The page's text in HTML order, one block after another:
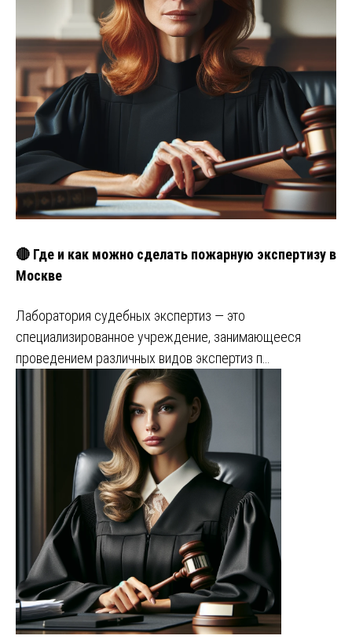
🔴 Где и как можно сделать пожарную экспертизу в
Москве
Лаборатория судебных экспертиз — это
специализированное учреждение, занимающееся
проведением различных видов экспертиз п…